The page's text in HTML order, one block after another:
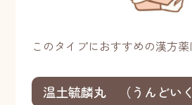
このタイプにおすすめの漢方薬
温土毓麟丸 （うんどいく